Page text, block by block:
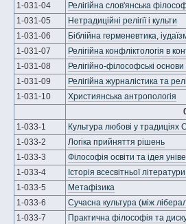
1-031-04
Релігійна слов'янська
1-031-05
Нетрадиційні релігії і культи
1-031-06
Біблійна герменевтика,
1-031-07
Релігійна конфліктологія в
1-031-08
Релігійно-філософські основи
1-031-09
Релігійна журналістика та
1-031-10
Християнська антропологія
1-033-1
Культура любові у традиціях
1-033-2
Логіка прийняття рішень
1-033-3
Філософія освіти та ідея
1-033-4
Історія всесвітньої
1-033-5
Метафізика
1-033-6
Сучасна культура (між
1-033-7
Практична філософія та